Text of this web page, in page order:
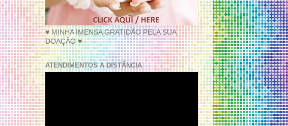
♥ MINHA IMENSA GRATIDÃO PELA SUA
DOAÇÃO ♥
ATENDIMENTOS A DISTÂNCIA